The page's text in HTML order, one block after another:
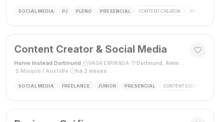
SOCIAL MEDIA PJ PLENO PRESENCIAL CONTENT CREATOR SOCIAL MEDIA
Content Creator & Social Media
Home Instead Dortmund VAGA EXPIRADA Dortmund, Alemanha
Minijob / Aushilfe
há 2 meses
SOCIAL MEDIA FREELANCE JÚNIOR PRESENCIAL CONTENT CREATOR